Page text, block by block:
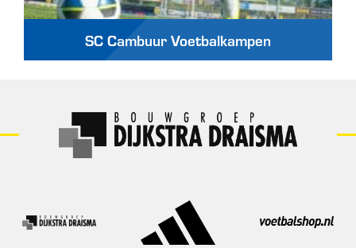
SC Cambuur Voetbalkampen